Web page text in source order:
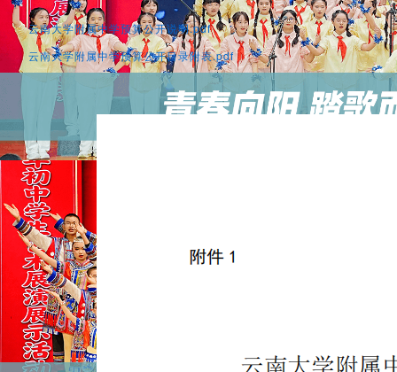
云南大学附属中学预算公开说明.pdf
云南大学附属中学预算公开目录附表.pdf